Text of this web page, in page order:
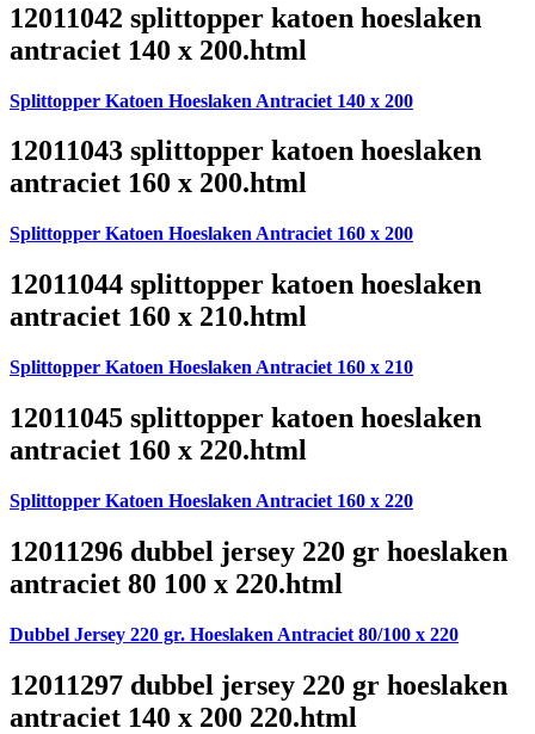
12011042 splittopper katoen hoeslaken
antraciet 140 x 200.html
Splittopper Katoen Hoeslaken Antraciet 140 x 200
12011043 splittopper katoen hoeslaken
antraciet 160 x 200.html
Splittopper Katoen Hoeslaken Antraciet 160 x 200
12011044 splittopper katoen hoeslaken
antraciet 160 x 210.html
Splittopper Katoen Hoeslaken Antraciet 160 x 210
12011045 splittopper katoen hoeslaken
antraciet 160 x 220.html
Splittopper Katoen Hoeslaken Antraciet 160 x 220
12011296 dubbel jersey 220 gr hoeslaken
antraciet 80 100 x 220.html
Dubbel Jersey 220 gr. Hoeslaken Antraciet 80/100 x 220
12011297 dubbel jersey 220 gr hoeslaken
antraciet 140 x 200 220.html